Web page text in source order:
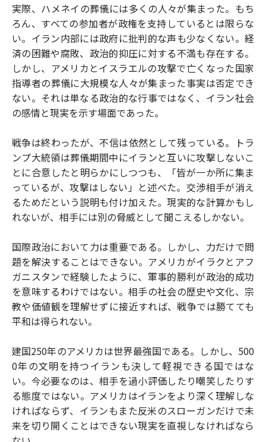
実際、ハメネイの葬儀には多くの人々が集まった。もち
ろん、すべての参加者が政権を支持しているとは限らな
い。イラン内部には政府に批判的な声も少なくない。経
済の困難や腐敗、政治的抑圧に対する不満も存在する。
しかし、アメリカとイスラエルの攻撃で亡くなった国家
指導者の葬儀に大規模な人々が集まった事実は否定でき
ない。それは単なる政治的な行事ではなく、イラン社会
の感情と現実を示す場面であった。
戦争は終わったが、不信は依然として残っている。トラ
ンプ大統領は葬儀期間中にイランと互いに攻撃しないこ
とに合意したと明らかにしつつも、「皆が一か所に集ま
っているが、攻撃はしない」と述べた。交渉相手が消え
るためだという説明も付け加えた。現実的な計算かもし
れないが、相手には別の脅威として聞こえるしかない。
国際政治において力は重要である。しかし、力だけで問
題を解決することはできない。アメリカがイラクとアフ
ガニスタンで経験したように、軍事的勝利が政治的成功
を意味するわけではない。相手の社会の歴史や文化、宗
教や価値観を理解せずに接近すれば、戦争では勝てても
平和は得られない。
建国250年のアメリカは世界最強国である。しかし、500
0年の文明を持つイランも決して軽視できる国ではな
い。今必要なのは、相手を過小評価したり嘲笑したりす
る態度ではない。アメリカはイランをより深く理解しな
ければならず、イランもまた反米のスローガンだけで未
来を切り開くことはできない現実を直視しなければなら